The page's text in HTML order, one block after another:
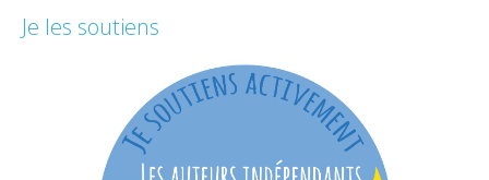
Je les soutiens